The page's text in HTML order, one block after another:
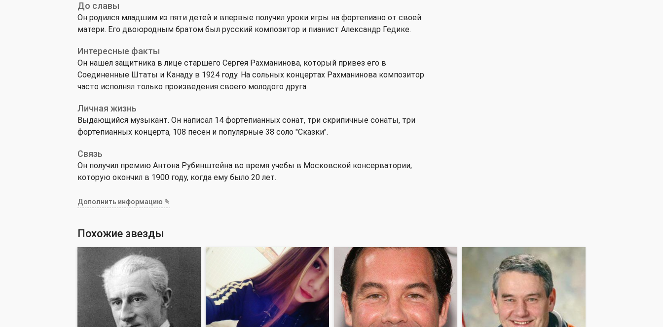
До славы
Он родился младшим из пяти детей и впервые получил уроки игры на фортепиано от своей
матери. Его двоюродным братом был русский композитор и пианист Александр Гедике.
Интересные факты
Он нашел защитника в лице старшего Сергея Рахманинова, который привез его в
Соединенные Штаты и Канаду в 1924 году. На сольных концертах Рахманинова композитор
часто исполнял только произведения своего молодого друга.
Личная жизнь
Выдающийся музыкант. Он написал 14 фортепианных сонат, три скрипичные сонаты, три
фортепианных концерта, 108 песен и популярные 38 соло "Сказки".
Связь
Он получил премию Антона Рубинштейна во время учебы в Московской консерватории,
которую окончил в 1900 году, когда ему было 20 лет.
Дополнить информацию ✎
Похожие звезды